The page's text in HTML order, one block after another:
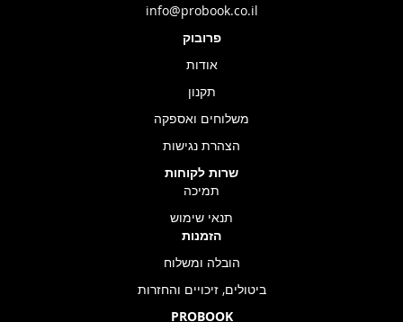
info@probook.co.il
פרובוק
אודות
תקנון
משלוחים ואספקה
הצהרת נגישות
שרות לקוחות
תמיכה
תנאי שימוש
הזמנות
הובלה ומשלוח
ביטולים, זיכויים והחזרות
PROBOOK